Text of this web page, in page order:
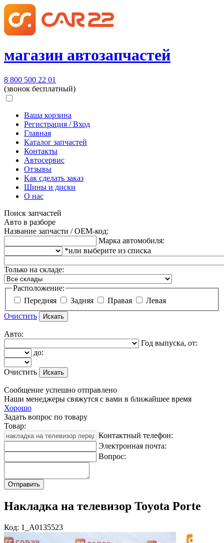
магазин автозапчастей
8 800 500 22 01
(звонок бесплатный)
Ваша корзина
Регистрация / Вход
Главная
Каталог запчастей
Контакты
Автосервис
Отзывы
Как сделать заказ
Шины и диски
О нас
Поиск запчастей
Авто в разборе
Название запчасти / OEM-код:
Марка автомобиля:
*или выберите из списка
Только на складе:
Расположение:
Передняя
Задняя Правая
Левая
Очистить
Авто:
Год выпуска, от:
до:
Очистить
Сообщение успешно отправлено
Наши менеджеры свяжутся с вами в ближайшее время
Хорошо
Задать вопрос по товару
Товар:
Контактный телефон:
Электронная почта:
Вопрос:
Накладка на телевизор Toyota Porte
Код: 1_A0135523